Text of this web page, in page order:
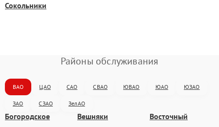
Сокольники
Районы обслуживания
ВАО ЦАО САО СВАО ЮВАО ЮАО ЮЗАО
ЗАО СЗАО ЗелАО
Богородское Вешняки
Восточный